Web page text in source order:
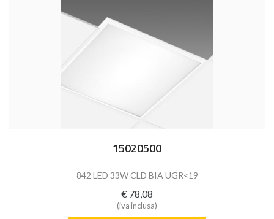
15020500
842 LED 33W CLD BIA UGR<19
€ 78,08
(iva inclusa)